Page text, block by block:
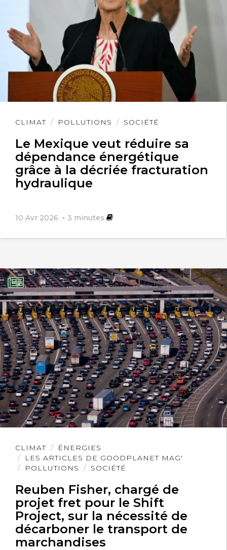
CLIMAT POLLUTIONS SOCIÉTÉ
Le Mexique veut réduire sa
dépendance énergétique
grâce à la décriée fracturation
hydraulique
10 Avr 2026 3 minutes
Lire
CLIMAT
ÉNERGIES
LES ARTICLES DE GOODPLANET MAG'
POLLUTIONS
SOCIÉTÉ
Reuben Fisher, chargé de
projet fret pour le Shift
Project, sur la nécessité de
décarboner le transport de
marchandises
Lire
l'article